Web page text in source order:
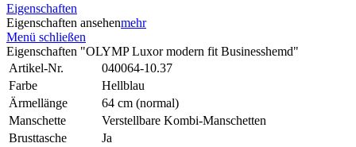
Eigenschaften
Eigenschaften ansehenmehr
Menü schließen
Eigenschaften "OLYMP Luxor modern fit Businesshemd"
Artikel-Nr.
040064-10.37
Farbe
Hellblau
Ärmellänge
64 cm (normal)
Manschette
Verstellbare Kombi-Manschetten
Brusttasche
Ja